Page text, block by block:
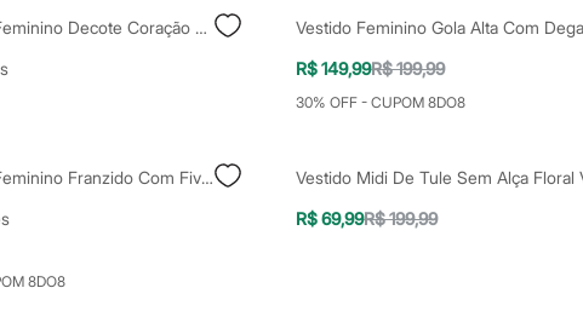
Vestido Midi Feminino Decote Coração Com Fenda Preto
R$ 149,99R$ 199,99
30% OFF - CUPOM 8DO8
Vestido Midi Feminino Franzido Com Fivela Vinho
8DO8
R$ 69,99R$ 199,99